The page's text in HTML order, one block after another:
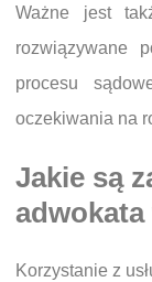
Ważne jest
rozwiązywane
procesu
oczekiwania na
Jakie są
adwokata
Korzystanie z